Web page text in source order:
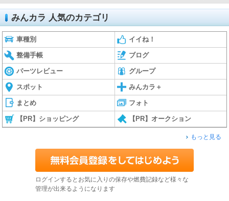
みんカラ 人気のカテゴリ
車種別 イイね！
整備手帳 ブログ
パーツレビュー グループ
スポット みんカラ＋
まとめ フォト
【PR】ショッピング 【PR】オークション
もっと見る
ログインするとお気に入りの保存や燃費記録など様々な
管理が出来るようになります